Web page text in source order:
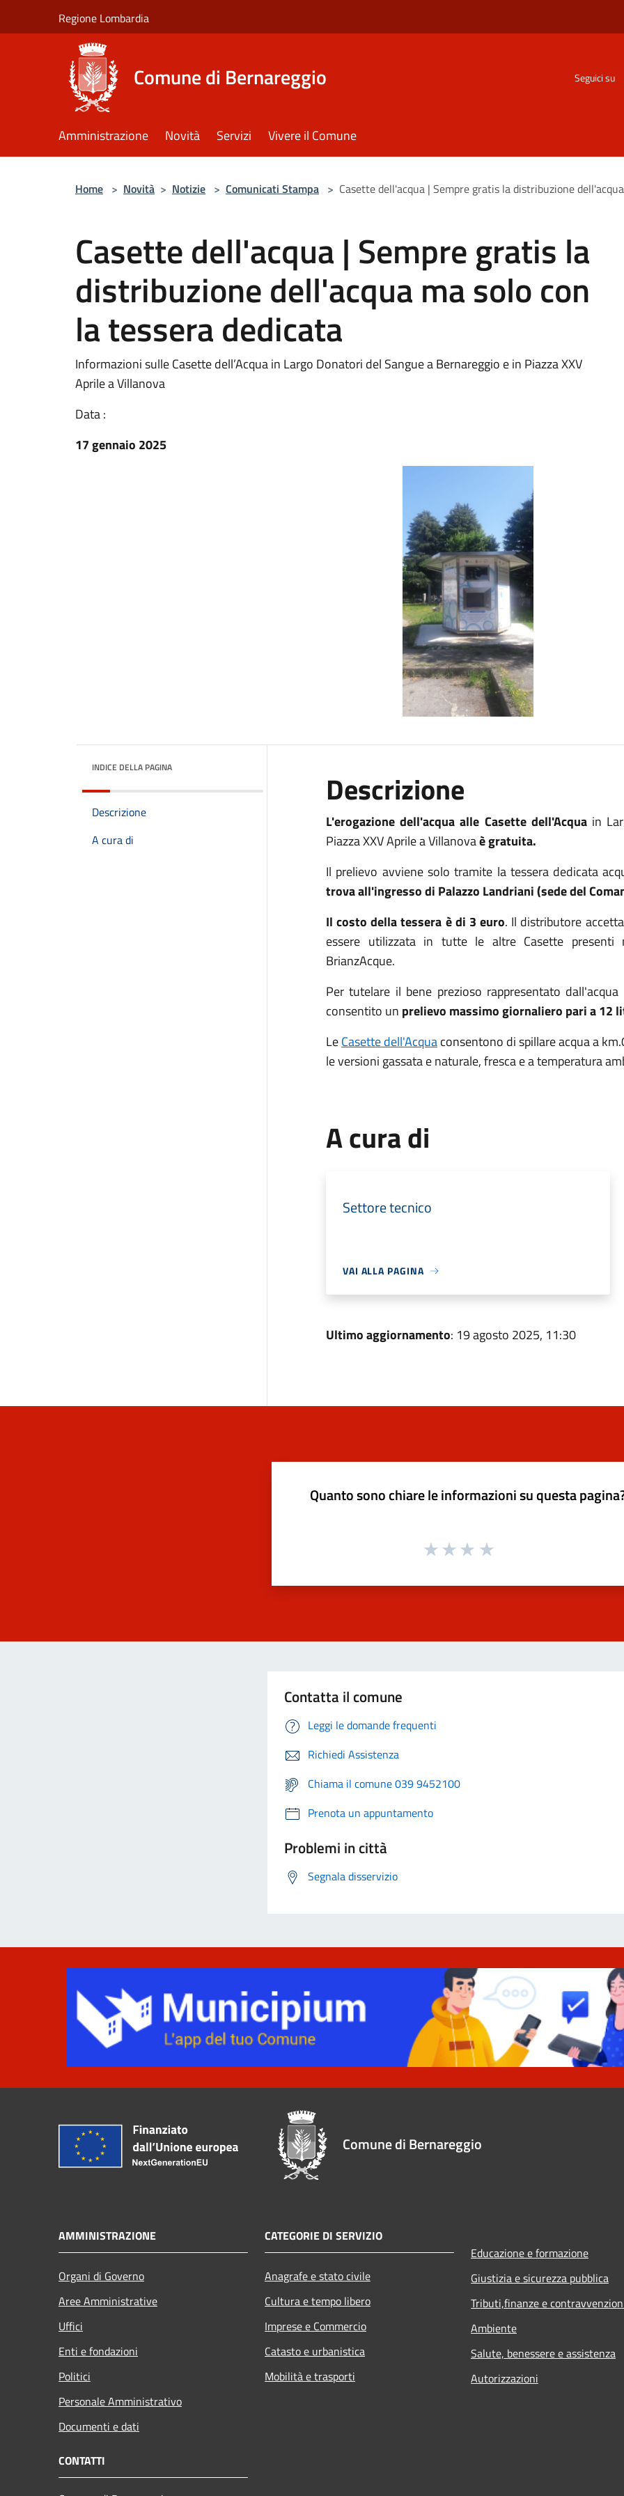
Regione Lombardia
Comune di Bernareggio Seguici su
Amministrazione Novità Servizi Vivere il Comune
Home > Novità > Notizie > Comunicati Stampa > Casette dell'acqua | Sempre gratis la distribuzione
Casette dell'acqua | Sempre gratis la
distribuzione dell'acqua ma solo con
la tessera dedicata
Informazioni sulle Casette dell’Acqua in Largo Donatori del Sangue a Bernareggio e in Piazza XXV
Aprile a Villanova
Data :
17 gennaio 2025
INDICE DELLA PAGINA
Descrizione
A cura di
Descrizione
L'erogazione dell'acqua alle Casette dell'Acqua in
Piazza XXV Aprile a Villanovaè gratuita.
Il prelievo avviene solo tramite la tessera dedicata
trova all'ingresso di Palazzo Landriani (sede del
Il costo della tessera è di 3 euro. Il distributore
essere utilizzata in tutte le altre Casette
BrianzAcque.
Per tutelare il bene prezioso rappresentato
consentito un prelievo massimo giornaliero pari a 12
LeCasette dell'Acquaconsentono di spillare acqua a
le versioni gassata e naturale, fresca e a temperatura
A cura di
Settore tecnico
VAI ALLA PAGINA
Ultimo aggiornamento: 19 agosto 2025, 11:30
Quanto sono chiare le informazioni su questa
Contatta il comune
Leggi le domande frequenti
Richiedi Assistenza
Chiama il comune 039 9452100
Prenota un appuntamento
Problemi in città
Segnala disservizio
Comune di Bernareggio
AMMINISTRAZIONE
Organi di Governo
Aree Amministrative
Uffici
Enti e fondazioni
Politici
Personale Amministrativo
Documenti e dati
CATEGORIE DI SERVIZIO
Anagrafe e stato civile
Cultura e tempo libero
Imprese e Commercio
Catasto e urbanistica
Mobilità e trasporti
Educazione e formazione
Giustizia e sicurezza pubblica
Tributi,finanze e
Ambiente
Salute, benessere e assistenza
Autorizzazioni
CONTATTI